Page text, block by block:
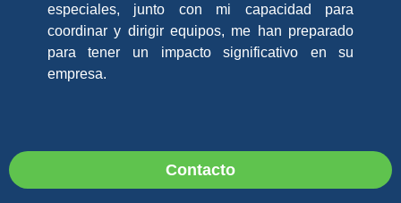
especiales, junto con mi capacidad para
coordinar y dirigir equipos, me han preparado
para tener un impacto significativo en su
empresa.
Contacto